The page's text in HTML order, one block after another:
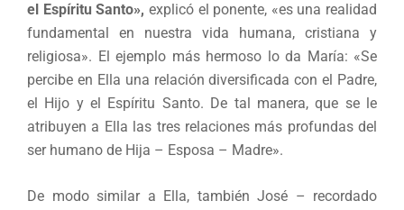
el Espíritu Santo», explicó el ponente, «es una realidad
fundamental en nuestra vida humana, cristiana y
religiosa». El ejemplo más hermoso lo da María: «Se
percibe en Ella una relación diversificada con el Padre,
el Hijo y el Espíritu Santo. De tal manera, que se le
atribuyen a Ella las tres relaciones más profundas del
ser humano de Hija – Esposa – Madre».
De modo similar a Ella, también José – recordado